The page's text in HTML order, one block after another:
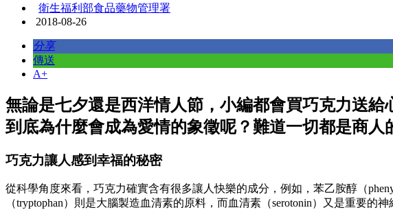
衛生福利部食品藥物管理署
2018-08-26
分享
傳送
A+
無論是七夕還是西洋情人節，小編都會買巧克力送
到底為什麼會成為愛情的象徵呢？難道一切都是商人
巧克力讓人感到幸福的秘密
從科學角度來看，巧克力確實含有很多讓人快樂的成分，例如，苯乙胺醇（
（tryptophan）則是大腦製造血清素的原料，而血清素（serotonin）又是重要的